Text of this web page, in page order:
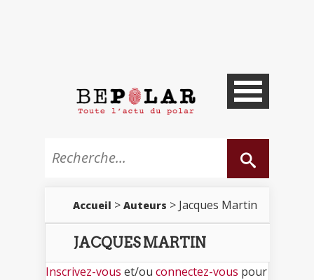
Accueil > Auteurs > Jacques Martin
JACQUES MARTIN
Inscrivez-vous et/ou connectez-vous pour